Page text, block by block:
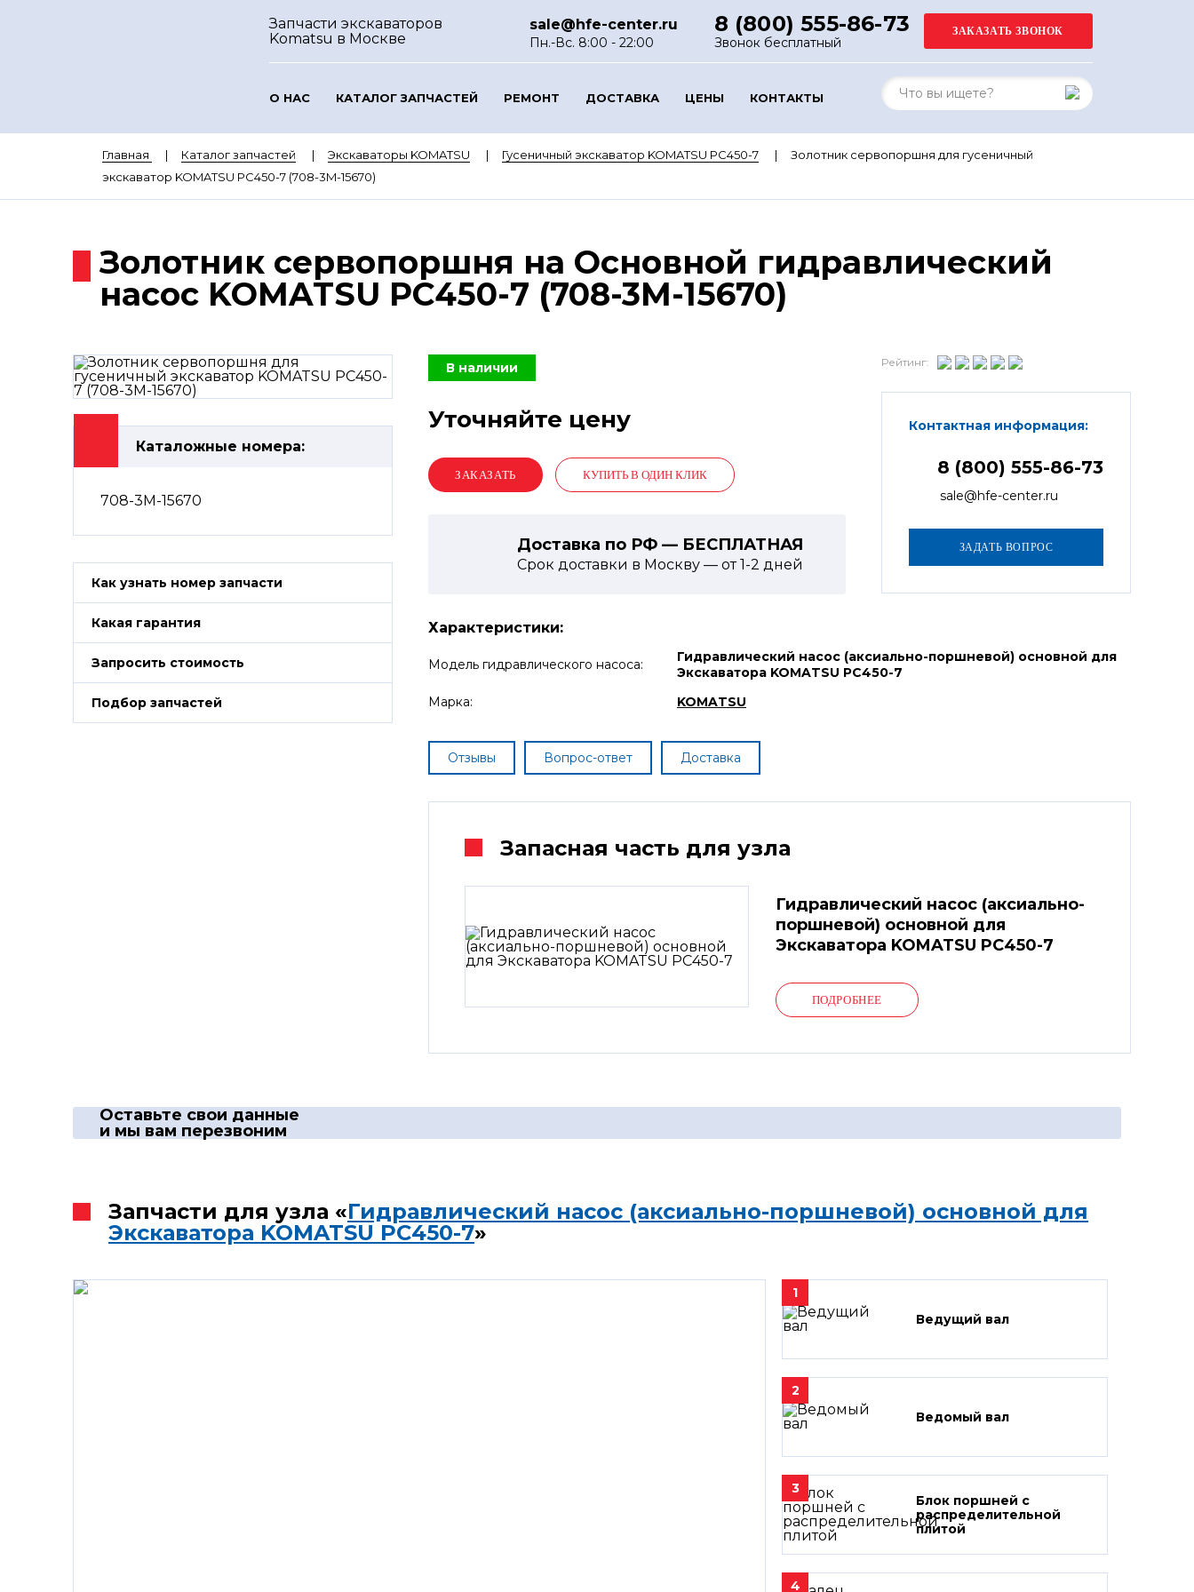
Запчасти экскаваторов
Komatsu в Москве
sale@hfe-center.ru
Пн.-Вс. 8:00 - 22:00
8 (800) 555-86-73
Звонок бесплатный
О НАС КАТАЛОГ ЗАПЧАСТЕЙ РЕМОНТ ДОСТАВКА ЦЕНЫ КОНТАКТЫ
Главная Каталог запчастей Экскаваторы KOMATSU Гусеничный экскаватор KOMATSU PC450-7
Золотник сервопоршня для гусеничный
экскаватор KOMATSU PC450-7 (708-3M-15670)
Золотник сервопоршня на Основной гидравлический
насос KOMATSU PC450-7 (708-3M-15670)
Каталожные номера:
708-3M-15670
Как узнать номер запчасти
Какая гарантия
Запросить стоимость
Подбор запчастей
В наличии
Уточняйте цену
КУПИТЬ В ОДИН КЛИК
Доставка по РФ — БЕСПЛАТНАЯ
Срок доставки в Москву — от1-2 дней
Рейтинг:
Контактная информация:
8 (800) 555-86-73
sale@hfe-center.ru
Характеристики:
Модель гидравлического насоса:
Гидравлический насос (аксиально-поршневой) основной для
Экскаватора KOMATSU PC450-7
Марка:
KOMATSU
Отзывы Вопрос-ответ Доставка
Запасная часть для узла
Гидравлический насос (аксиально-
поршневой) основной для
Экскаватора KOMATSU PC450-7
ПОДРОБНЕЕ
Оставьте свои данные
и мы вам перезвоним
Запчасти для узла «Гидравлический насос (аксиально-поршневой) основной для
Экскаватора KOMATSU PC450-7»
1
Ведущий вал
2
Ведомый вал
3
Блок поршней c
распределительной
плитой
4